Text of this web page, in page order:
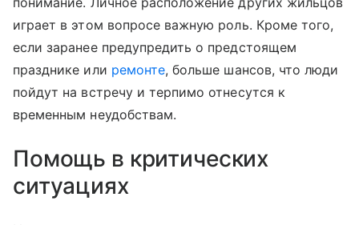
играет в этом вопросе важную роль. Кроме того,
если заранее предупредить о предстоящем
празднике или ремонте, больше шансов, что люди
пойдут на встречу и терпимо отнесутся к
временным неудобствам.
Помощь в критических
ситуациях